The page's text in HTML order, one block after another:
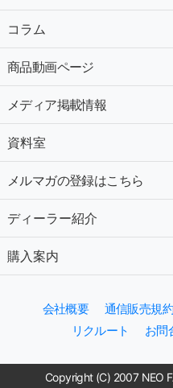
コラム
商品動画ページ
メディア掲載情報
資料室
メルマガの登録はこちら
ディーラー紹介
購入案内
会社概要 通信販売規約
リクルート
お問
Copyright (C) 2007 NEO